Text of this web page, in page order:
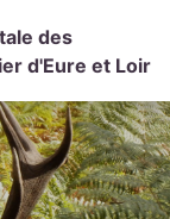
des
d'Eure et Loir